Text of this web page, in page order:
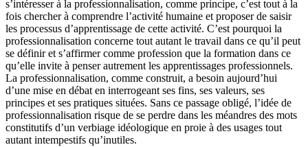
s’intéresser à la professionnalisation, comme principe, c’est tout à la
fois chercher à comprendre l’activité humaine et proposer de saisir
les processus d’apprentissage de cette activité. C’est pourquoi la
professionnalisation concerne tout autant le travail dans ce qu’il peut
se définir et s’affirmer comme profession que la formation dans ce
qu’elle invite à penser autrement les apprentissages professionnels.
La professionnalisation, comme construit, a besoin aujourd’hui
d’une mise en débat en interrogeant ses fins, ses valeurs, ses
principes et ses pratiques situées. Sans ce passage obligé, l’idée de
professionnalisation risque de se perdre dans les méandres des mots
constitutifs d’un verbiage idéologique en proie à des usages tout
autant intempestifs qu’inutiles.